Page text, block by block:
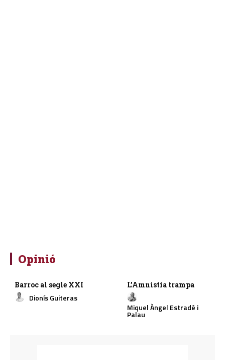
Opinió
Barroc al segle XXI
Dionís Guiteras
L’Amnistia trampa
Miquel Àngel Estradé i
Palau